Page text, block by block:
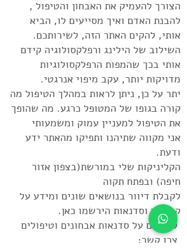
הצורך להעמיק את האבחון והטיפול ,
להבנת האדם ואיך מסייעים לו, הביא
אותי, להקים האתר הזה, לשירותכם.
השילוב של הילינג ורפלקסולוגיה קידם
אותי בכך שהמפות הרפלקסולוגיות
מדויקות יותר, עקב מיפוי אנרגטי.
יתר על כן, ניתן לראות במהלך הטיפול מה
קורה בגופו של המטופל כרגע. מה שהופך
את הטיפול למעניין עמוק ומשמעותי
אני מקווה שתיהנו ותפיקו מהאתר ידע
ודעת.
הקליניקות שלי במורשת(בצפון אזור
חיפה) ובפתח תקוה
לקבלת דיוור בנושאים שונים ומידע על
קורסים וסדנאות הירשמו כאן.
לפרטים על סדנאות אבחונים וטיפולים
צרו קשר: